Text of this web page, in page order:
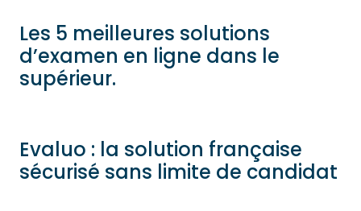
Les 5 meilleures solutions
d’examen en ligne dans le
supérieur.
Evaluo : la solution française
sécurisé sans limite de candidat